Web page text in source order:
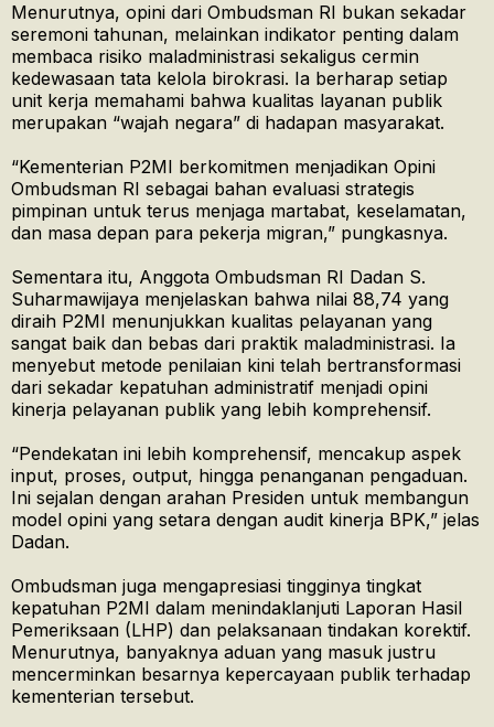
Menurutnya, opini dari Ombudsman RI bukan sekadar
seremoni tahunan, melainkan indikator penting dalam
membaca risiko maladministrasi sekaligus cermin
kedewasaan tata kelola birokrasi. Ia berharap setiap
unit kerja memahami bahwa kualitas layanan publik
merupakan “wajah negara” di hadapan masyarakat.
“Kementerian P2MI berkomitmen menjadikan Opini
Ombudsman RI sebagai bahan evaluasi strategis
pimpinan untuk terus menjaga martabat, keselamatan,
dan masa depan para pekerja migran,” pungkasnya.
Sementara itu, Anggota Ombudsman RI Dadan S.
Suharmawijaya menjelaskan bahwa nilai 88,74 yang
diraih P2MI menunjukkan kualitas pelayanan yang
sangat baik dan bebas dari praktik maladministrasi. Ia
menyebut metode penilaian kini telah bertransformasi
dari sekadar kepatuhan administratif menjadi opini
kinerja pelayanan publik yang lebih komprehensif.
“Pendekatan ini lebih komprehensif, mencakup aspek
input, proses, output, hingga penanganan pengaduan.
Ini sejalan dengan arahan Presiden untuk membangun
model opini yang setara dengan audit kinerja BPK,” jelas
Dadan.
Ombudsman juga mengapresiasi tingginya tingkat
kepatuhan P2MI dalam menindaklanjuti Laporan Hasil
Pemeriksaan (LHP) dan pelaksanaan tindakan korektif.
Menurutnya, banyaknya aduan yang masuk justru
mencerminkan besarnya kepercayaan publik terhadap
kementerian tersebut.